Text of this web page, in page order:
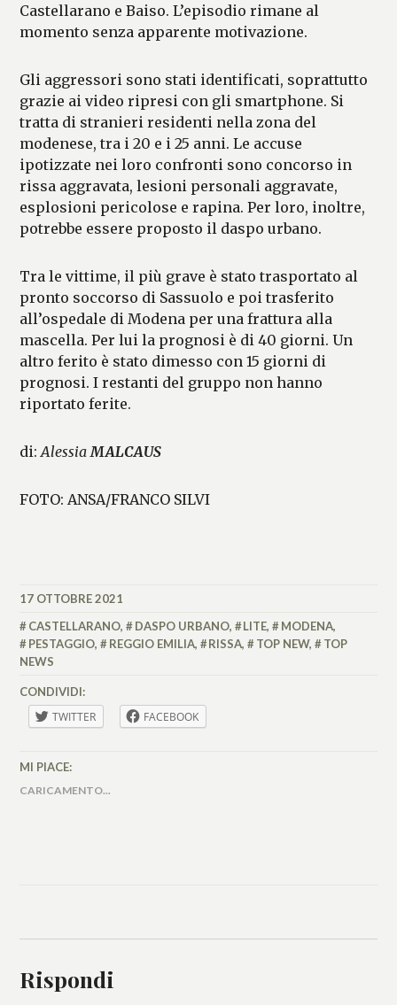
Castellarano e Baiso. L’episodio rimane al
momento senza apparente motivazione.
Gli aggressori sono stati identificati, soprattutto
grazie ai video ripresi con gli smartphone. Si
tratta di stranieri residenti nella zona del
modenese, tra i 20 e i 25 anni. Le accuse
ipotizzate nei loro confronti sono concorso in
rissa aggravata, lesioni personali aggravate,
esplosioni pericolose e rapina. Per loro, inoltre,
potrebbe essere proposto il daspo urbano.
Tra le vittime, il più grave è stato trasportato al
pronto soccorso di Sassuolo e poi trasferito
all’ospedale di Modena per una frattura alla
mascella. Per lui la prognosi è di 40 giorni. Un
altro ferito è stato dimesso con 15 giorni di
prognosi. I restanti del gruppo non hanno
riportato ferite.
di:AlessiaMALCAUS
FOTO: ANSA/FRANCO SILVI
ALESSIA
17 OTTOBRE 2021
CASTELLARANO, DASPO URBANO, LITE, MODENA,
PESTAGGIO, REGGIO EMILIA, RISSA, TOP NEW,
TOP
NEWS
CONDIVIDI:
TWITTER FACEBOOK
MI PIACE:
CARICAMENTO...
Rispondi